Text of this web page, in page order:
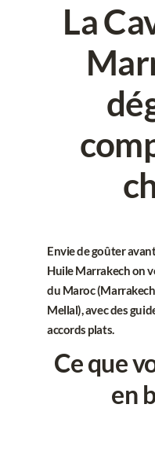
La
Envie degoûter
Huile Marrakech on
du Maroc
Mellal), avec des
accords plats.
Ce que
en